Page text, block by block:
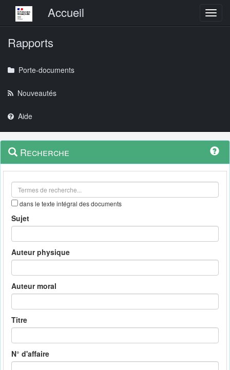
Menu principalAccueil
Rapports
Porte-documents
Nouveautés
Aide
Navigation
outils
Menu
contextuel
Recherche
dans le texte intégral des documents
Sujet
Auteur physique
Auteur moral
Titre
N° d'affaire